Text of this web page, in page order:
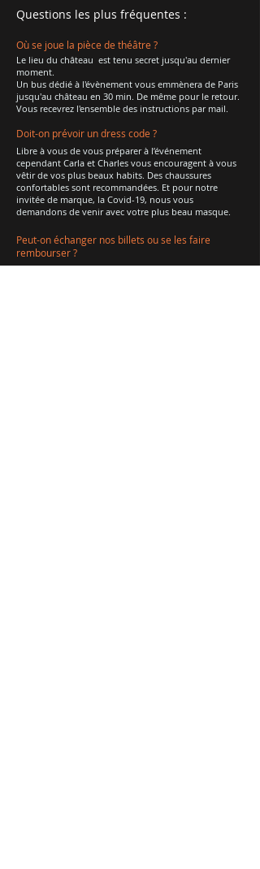
Questions les plus fréquentes :
Où se joue la pièce de théâtre ?
Le lieu du château est tenu secret jusqu'au dernier
moment.
Un bus dédié à l'évènement vous emmènera de Paris
jusqu'au château en 30 min. De même pour le retour.
Vous recevrez l'ensemble des instructions par mail.
Doit-on prévoir un dress code ?
Libre à vous de vous préparer à l’événement
cependant Carla et Charles vous encouragent à vous
vêtir de vos plus beaux habits. Des chaussures
confortables sont recommandées. Et pour notre
invitée de marque, la Covid-19, nous vous
demandons de venir avec votre plus beau masque.
Peut-on échanger nos billets ou se les faire
rembourser ?
Non, comme indiqué dans nos CGV, les billets ne sont